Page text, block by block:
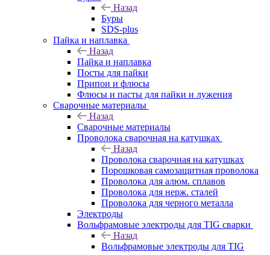
Назад
Буры
SDS-plus
Пайка и наплавка
Назад
Пайка и наплавка
Посты для пайки
Припои и флюсы
Флюсы и пасты для пайки и лужения
Сварочные материалы
Назад
Сварочные материалы
Проволока сварочная на катушках
Назад
Проволока сварочная на катушках
Порошковая самозащитная проволока
Проволока для алюм. сплавов
Проволока для нерж. сталей
Проволока для черного металла
Электроды
Вольфрамовые электроды для TIG сварки
Назад
Вольфрамовые электроды для TIG